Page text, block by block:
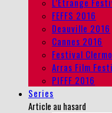
FEFFS 2016
Deauville 2016
Cannes 2016
Festival
Arras Film
PIFFF 2016
Series
Article au hasard